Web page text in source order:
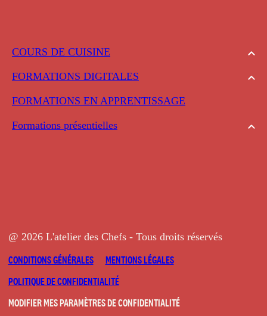
COURS DE CUISINE
FORMATIONS DIGITALES
FORMATIONS EN APPRENTISSAGE
Formations présentielles
@ 2026 L'atelier des Chefs - Tous droits réservés
CONDITIONS GÉNÉRALES
MENTIONS LÉGALES
POLITIQUE DE CONFIDENTIALITÉ
MODIFIER MES PARAMÈTRES DE CONFIDENTIALITÉ